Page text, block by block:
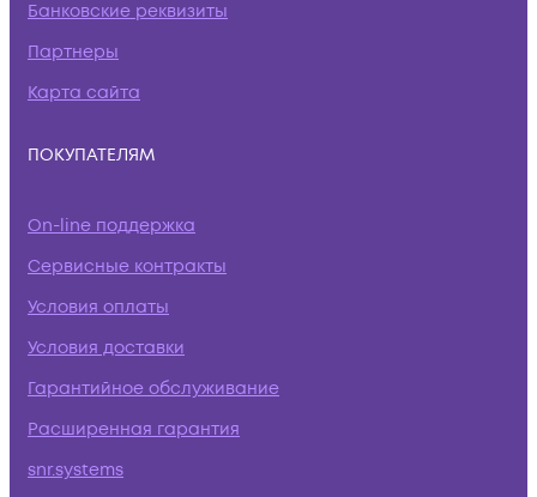
Банковские реквизиты
Партнеры
Карта сайта
ПОКУПАТЕЛЯМ
On-line поддержка
Сервисные контракты
Условия оплаты
Условия доставки
Гарантийное обслуживание
Расширенная гарантия
snr.systems